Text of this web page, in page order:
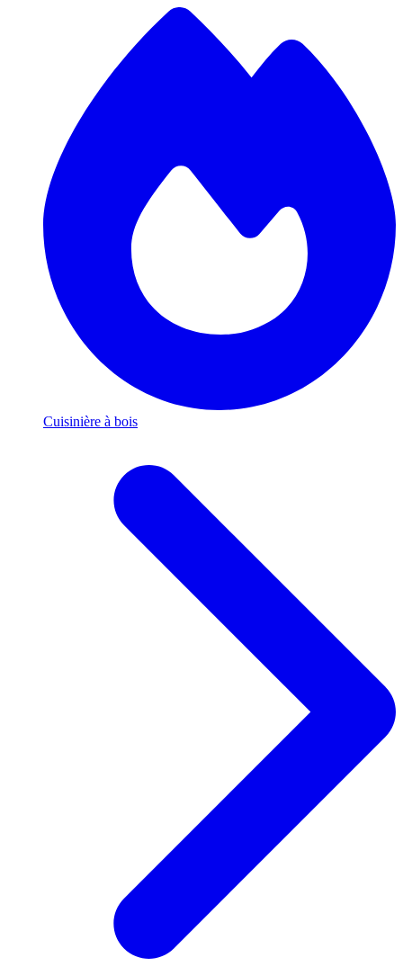
Cuisinière à bois